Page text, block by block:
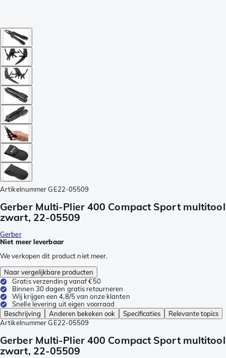
Artikelnummer GE22-05509
Gerber Multi-Plier 400 Compact Sport multitool
zwart, 22-05509
Gerber
Niet meer leverbaar
We verkopen dit product niet meer.
Naar vergelijkbare producten
Gratis verzending vanaf €50
Binnen 30 dagen gratis retourneren
Wij krijgen een 4,8/5 van onze klanten
Snelle levering uit eigen voorraad
Beschrijving
Anderen bekeken ook Specificaties
Relevante topics
Artikelnummer GE22-05509
Gerber Multi-Plier 400 Compact Sport multitool
zwart, 22-05509